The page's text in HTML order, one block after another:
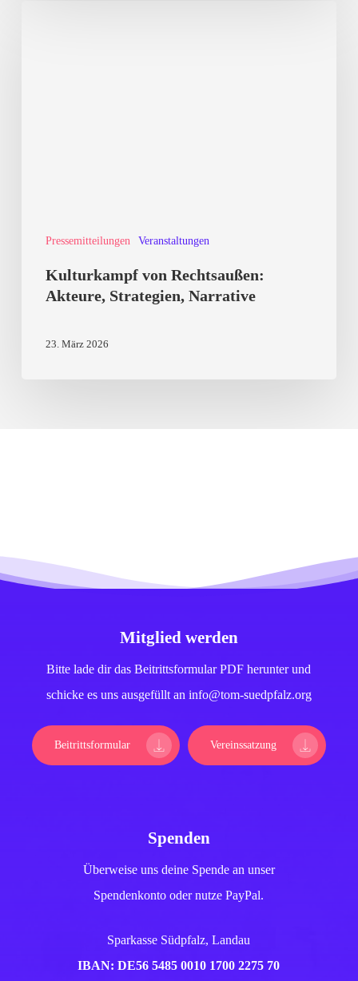
Pressemitteilungen Veranstaltungen
Kulturkampf von Rechtsaußen:
Akteure, Strategien, Narrative
23. März 2026
Mitglied werden
Bitte lade dir das Beitrittsformular PDF herunter und
schicke es uns ausgefüllt an info@tom-suedpfalz.org
Beitrittsformular Vereinssatzung
Spenden
Überweise uns deine Spende an unser
Spendenkonto oder nutze PayPal.
Sparkasse Südpfalz, Landau
IBAN: DE56 5485 0010 1700 2275 70